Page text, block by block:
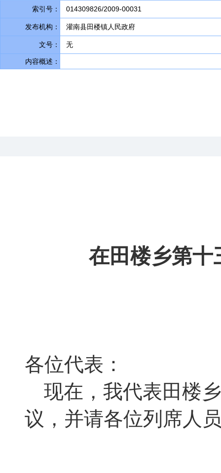
索引号： 014309826/2009-00031
发布机构： 灌南县田楼镇人民政府
文号： 无
内容概述：
在田楼乡第十
各位代表：
现在 ，我代表田楼
议 ， 并请各位列席人